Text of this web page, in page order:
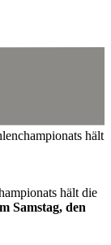
hält
hält die
Samstag, den